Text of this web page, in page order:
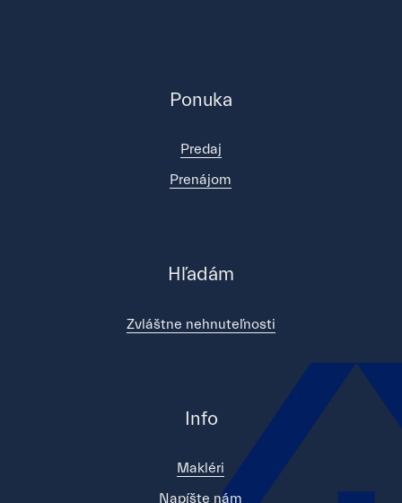
Ponuka
Predaj
Prenájom
Hľadám
Zvláštne nehnuteľnosti
Info
Makléri
Napíšte nám